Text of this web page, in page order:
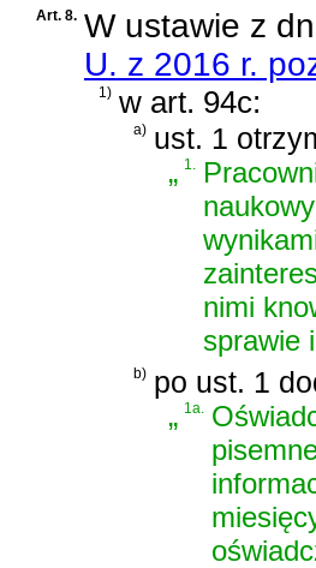
Art. 8. W ustawie z
U. z 2016 r.
1) w art. 94c:
a) ust. 1
„1.
nimi
sprawie
b) po ust. 1
„1a.